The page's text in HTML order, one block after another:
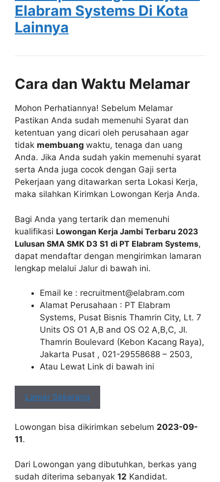
Elabram Systems Di Kota
Lainnya
Cara dan Waktu Melamar
Mohon Perhatiannya! Sebelum Melamar
Pastikan Anda sudah memenuhi Syarat dan
ketentuan yang dicari oleh perusahaan agar
tidak membuang waktu, tenaga dan uang
Anda. Jika Anda sudah yakin memenuhi syarat
serta Anda juga cocok dengan Gaji serta
Pekerjaan yang ditawarkan serta Lokasi Kerja,
maka silahkan Kirimkan Lowongan Kerja Anda.
Bagi Anda yang tertarik dan memenuhi
kualifikasi Lowongan Kerja Jambi Terbaru 2023
Lulusan SMA SMK D3 S1 di PT Elabram Systems,
dapat mendaftar dengan mengirimkan lamaran
lengkap melalui Jalur di bawah ini.
Email ke : recruitment@elabram.com
Alamat Perusahaan : PT Elabram
Systems, Pusat Bisnis Thamrin City, Lt. 7
Units OS O1 A,B and OS O2 A,B,C, JI.
Thamrin Boulevard (Kebon Kacang Raya),
Jakarta Pusat , 021-29558688 – 2503,
Atau Lewat Link di bawah ini
Lamar Sekarang
Lowongan bisa dikirimkan sebelum 2023-09-
11.
Dari Lowongan yang dibutuhkan, berkas yang
sudah diterima sebanyak 12 Kandidat.